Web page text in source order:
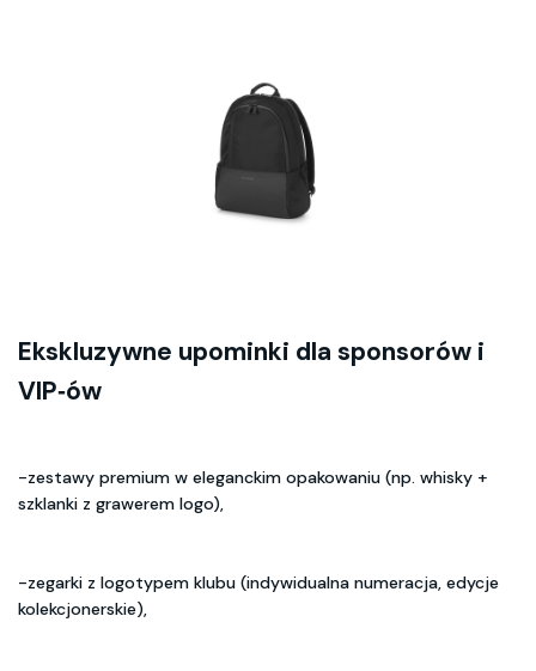
Ekskluzywne upominki dla sponsorów i
VIP‑ów
-zestawy premium w eleganckim opakowaniu (np. whisky +
szklanki z grawerem logo),
-zegarki z logotypem klubu (indywidualna numeracja, edycje
kolekcjonerskie),